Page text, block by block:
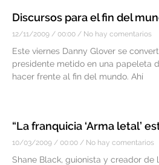
Discursos para el fin del
12/11/2009 00:00 No hay comentarios
Este viernes Danny Glover se
presidente metido en una papeleta
hacer frente al fin del mundo. Ahí
“La franquicia ‘Arma letal’
10/03/2009 00:00 No hay comentarios
Shane Black, guionista y creador de